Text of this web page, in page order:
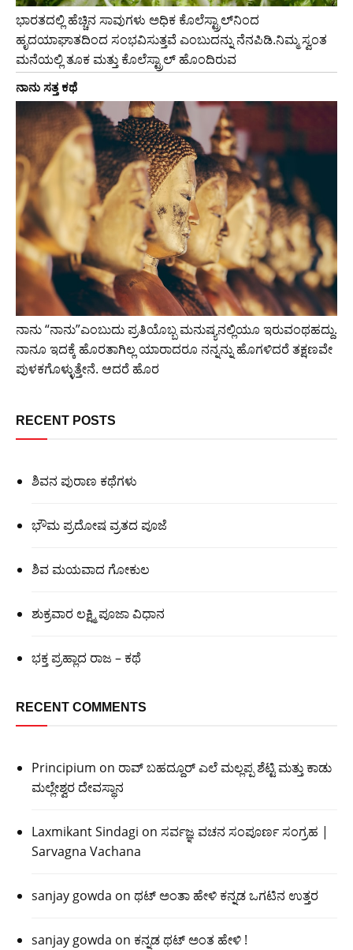
ಭಾರತದಲ್ಲಿ ಹೆಚ್ಚಿನ ಸಾವುಗಳು ಅಧಿಕ ಕೊಲೆಸ್ಟ್ರಾಲ್‌ನಿಂದ
ಹೃದಯಾಘಾತದಿಂದ ಸಂಭವಿಸುತ್ತವೆ ಎಂಬುದನ್ನು ನೆನಪಿಡಿ.ನಿಮ್ಮ ಸ್ವಂತ
ಮನೆಯಲ್ಲಿ ತೂಕ ಮತ್ತು ಕೊಲೆಸ್ಟ್ರಾಲ್ ಹೊಂದಿರುವ
ನಾನು ಸತ್ತ ಕಥೆ
ನಾನು “ನಾನು”ಎಂಬುದು ಪ್ರತಿಯೊಬ್ಬ ಮನುಷ್ಯನಲ್ಲಿಯೂ ಇರುವಂಥಹದ್ದು.
ನಾನೂ ಇದಕ್ಕೆ ಹೊರತಾಗಿಲ್ಲ ಯಾರಾದರೂ ನನ್ನನ್ನು ಹೊಗಳಿದರೆ ತಕ್ಷಣವೇ
ಪುಳಕಗೊಳ್ಳುತ್ತೇನೆ. ಆದರೆ ಹೊರ
RECENT POSTS
ಶಿವನ ಪುರಾಣ ಕಥೆಗಳು
ಭೌಮ ಪ್ರದೋಷ ವ್ರತದ ಪೂಜೆ
ಶಿವ ಮಯವಾದ ಗೋಕುಲ
ಶುಕ್ರವಾರ ಲಕ್ಷ್ಮಿ ಪೂಜಾ ವಿಧಾನ
ಭಕ್ತ ಪ್ರಹ್ಲಾದ ರಾಜ – ಕಥೆ
RECENT COMMENTS
Principium on ರಾವ್ ಬಹದ್ದೂರ್ ಎಲೆ ಮಲ್ಲಪ್ಪ ಶೆಟ್ಟಿ ಮತ್ತು ಕಾಡು
ಮಲ್ಲೇಶ್ವರ ದೇವಸ್ಥಾನ
Laxmikant Sindagi on ಸರ್ವಜ್ಞ ವಚನ ಸಂಪೂರ್ಣ ಸಂಗ್ರಹ |
Sarvagna Vachana
sanjay gowda on ಥಟ್ ಅಂತಾ ಹೇಳಿ ಕನ್ನಡ ಒಗಟಿನ ಉತ್ತರ
sanjay gowda on ಕನ್ನಡ ಥಟ್ ಅಂತ ಹೇಳಿ !